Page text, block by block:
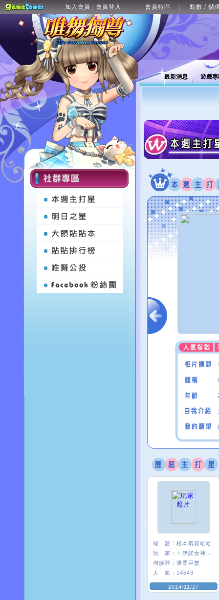
加入會員 | 會員登入 會員特區 點數 / 儲
最新消息 遊戲
標 題： 根本氣質哈哈
玩 家：
伺服器： 溫柔巨蟹
人 氣： 14543
2014/11/27